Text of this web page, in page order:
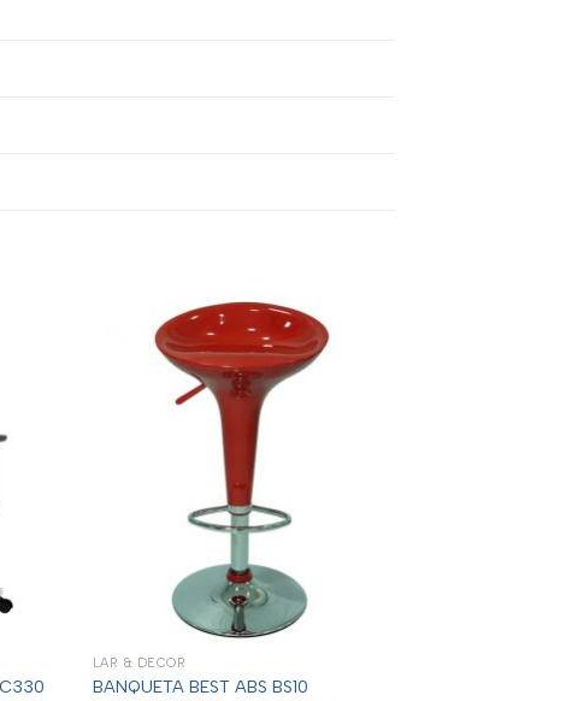
C330
LAR & DECOR
BANQUETA BEST ABS BS10